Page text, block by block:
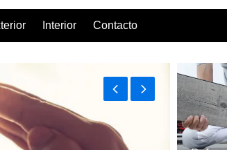
Interior Contacto